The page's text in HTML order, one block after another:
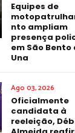
Equipes de
nto ampliam
presença
em São Bento
Una
Ago 03, 2026
Oficialmente
candidata à
reeleição,